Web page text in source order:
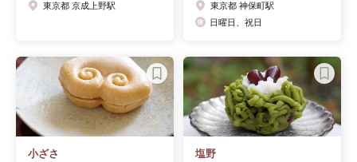
東京都 京成上野駅
東京都 神保町駅
日曜日、祝日
小ざさ 塩野